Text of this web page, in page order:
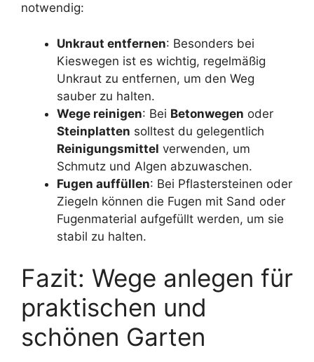
notwendig:
Unkraut entfernen: Besonders bei
Kieswegen ist es wichtig, regelmäßig
Unkraut zu entfernen, um den Weg
sauber zu halten.
Wege reinigen: Bei Betonwegen oder
Steinplatten solltest du gelegentlich
Reinigungsmittel verwenden, um
Schmutz und Algen abzuwaschen.
Fugen auffüllen: Bei Pflastersteinen oder
Ziegeln können die Fugen mit Sand oder
Fugenmaterial aufgefüllt werden, um sie
stabil zu halten.
Fazit: Wege anlegen für
praktischen und
schönen Garten